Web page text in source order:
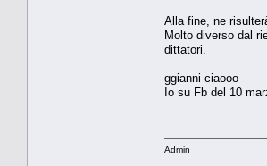
Alla fine, ne
Molto diverso dal
dittatori.
ggianni ciaooo
Io su Fb del 10
Admin